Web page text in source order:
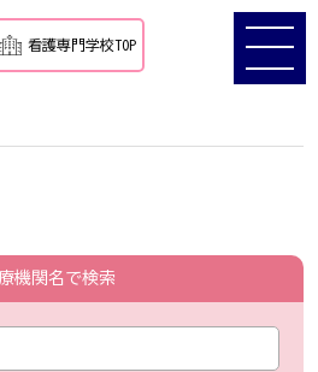
看護専門学校TOP
機関名で検索